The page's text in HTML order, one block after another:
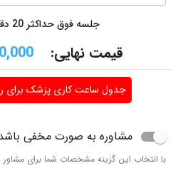
جلسه فوق حداکثر20
قیمت نهایی:
جدول ساعت کاری پزشک برای
مشاوره به صورت مخفی
با انتخاب این گزینه مشخصات شما برای